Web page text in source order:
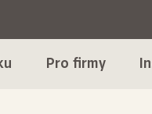
Pro firmy